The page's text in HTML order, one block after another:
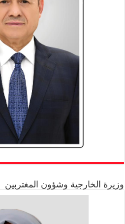
وزيرة الخارجية وشؤون المغتربين